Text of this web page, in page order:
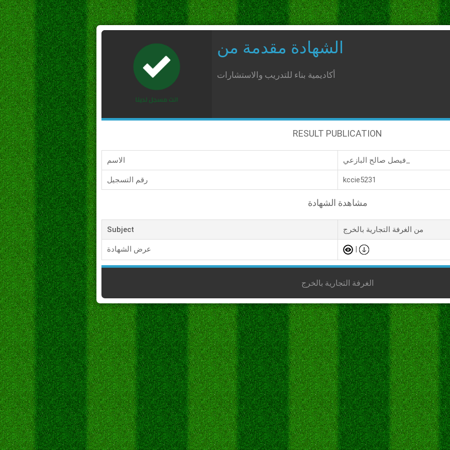
الشهادة مقدمة من
أكاديمية بناء للتدريب والاستشارات
RESULT PUBLICATION
الاسم
رقم التسجيل kccie5231
مشاهدة الشهادة
Subject من الغرفة التجارية بالخرج
عرض الشهادة |
الغرفة التجارية بالخرج